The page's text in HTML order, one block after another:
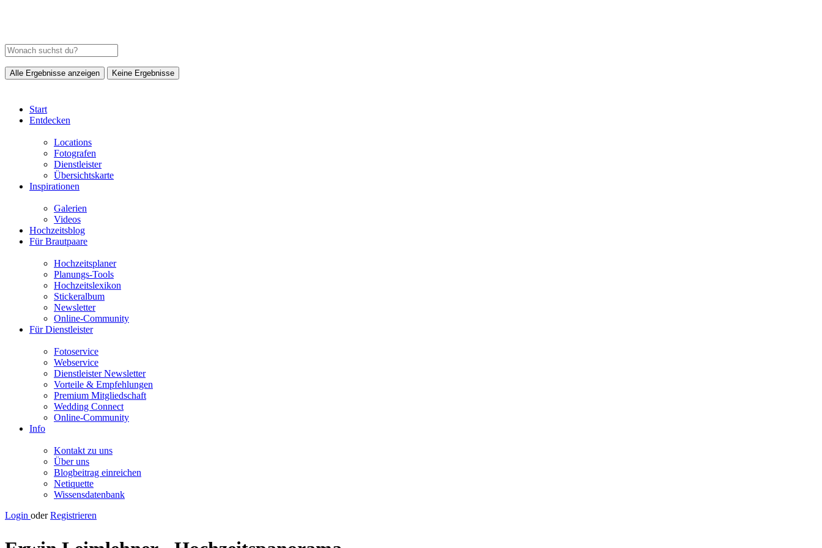
Alle Ergebnisse anzeigen Keine Ergebnisse
Start
Entdecken
Locations
Fotografen
Dienstleister
Übersichtskarte
Inspirationen
Galerien
Videos
Hochzeitsblog
Für Brautpaare
Hochzeitsplaner
Planungs-Tools
Hochzeitslexikon
Stickeralbum
Newsletter
Online-Community
Für Dienstleister
Fotoservice
Webservice
Dienstleister Newsletter
Vorteile & Empfehlungen
Premium Mitgliedschaft
Wedding Connect
Online-Community
Info
Kontakt zu uns
Über uns
Blogbeitrag einreichen
Netiquette
Wissensdatenbank
Login oder Registrieren